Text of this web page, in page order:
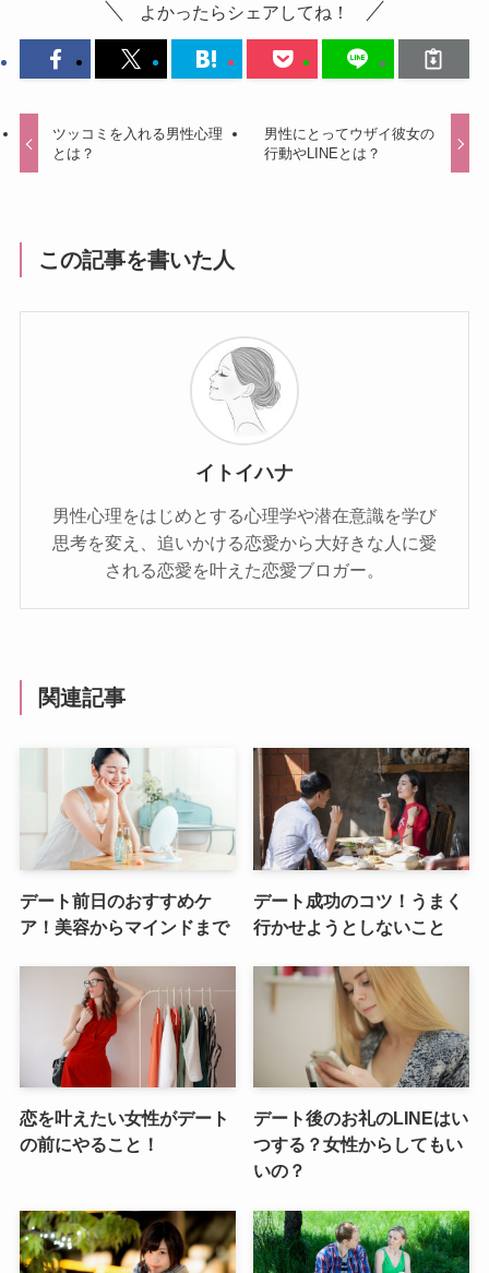
よかったらシェアしてね！
ツッコミを入れる男性心理
とは？
男性にとってウザイ彼女の
行動やLINEとは？
この記事を書いた人
イトイハナ
男性心理をはじめとする心理学や潜在意識を学び
思考を変え、追いかける恋愛から大好きな人に愛
される恋愛を叶えた恋愛ブロガー。
関連記事
デート前日のおすすめケ
ア！美容からマインドまで
デート成功のコツ！うまく
行かせようとしないこと
恋を叶えたい女性がデート
の前にやること！
デート後のお礼のLINEはい
つする？女性からしてもい
いの？